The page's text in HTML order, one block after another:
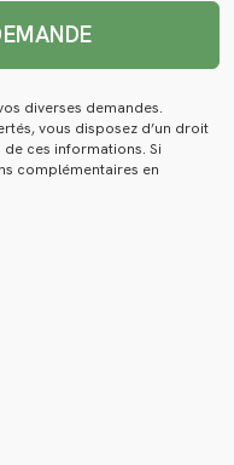
diverses demandes.
vous disposez d’un droit
ces informations. Si
complémentaires en